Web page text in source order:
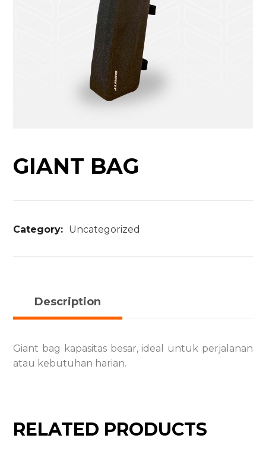
GIANT BAG
Category: Uncategorized
Description
Giant bag kapasitas besar, ideal untuk perjalanan
atau kebutuhan harian.
RELATED PRODUCTS